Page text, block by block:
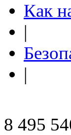
Как
|
|
8 495